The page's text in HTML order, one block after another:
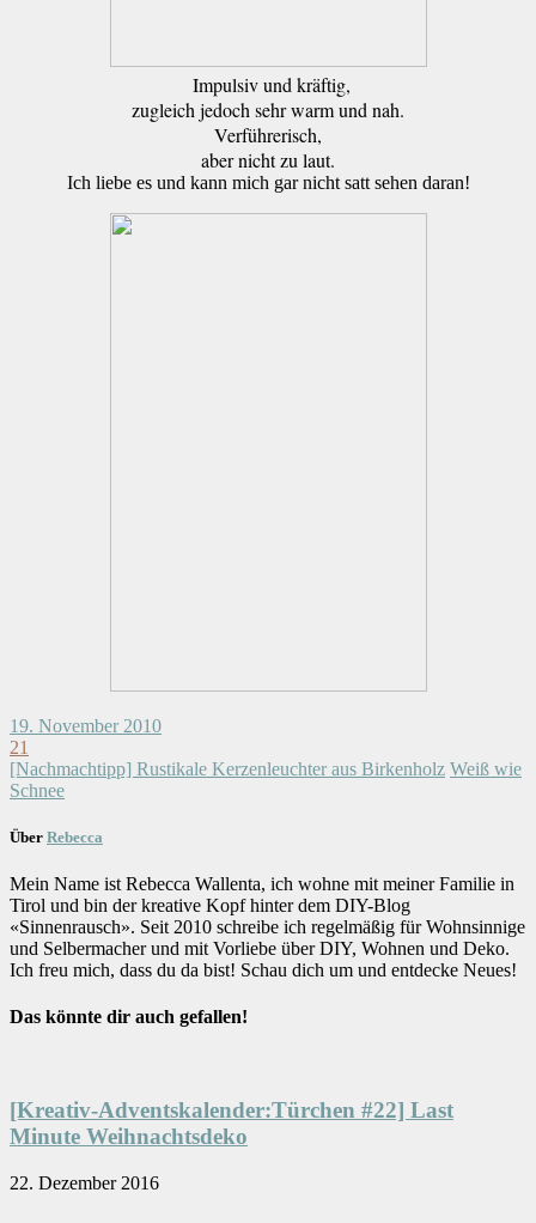
Impulsiv und kräftig,
zugleich jedoch sehr warm und nah.
Verführerisch,
aber nicht zu laut.
Ich liebe es und kann mich gar nicht satt sehen daran!
19. November 2010
21
[Nachmachtipp] Rustikale Kerzenleuchter aus Birkenholz Weiß wie
Schnee
Über Rebecca
Mein Name ist Rebecca Wallenta, ich wohne mit meiner Familie in
Tirol und bin der kreative Kopf hinter dem DIY-Blog
«Sinnenrausch». Seit 2010 schreibe ich regelmäßig für Wohnsinnige
und Selbermacher und mit Vorliebe über DIY, Wohnen und Deko.
Ich freu mich, dass du da bist! Schau dich um und entdecke Neues!
Das könnte dir auch gefallen!
[Kreativ-Adventskalender:Türchen #22] Last
Minute Weihnachtsdeko
22. Dezember 2016